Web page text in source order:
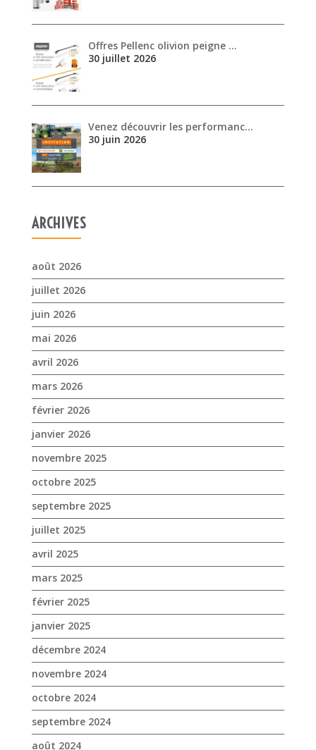
ARCHIVES
mai 2026
avril 2026
mars 2026
février 2026
janvier 2026
novembre 2025
octobre 2025
septembre 2025
juillet 2025
avril 2025
mars 2025
février 2025
janvier 2025
décembre 2024
novembre 2024
octobre 2024
septembre 2024
août 2024
juin 2024
mai 2024